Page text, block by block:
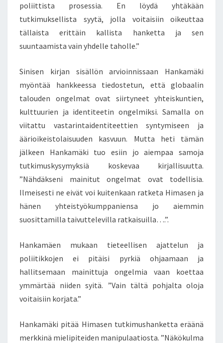
poliittista prosessia. En löydä yhtäkään
tutkimuksellista syytä, jolla voitaisiin oikeuttaa
tällaista erittäin kallista hanketta ja sen
suuntaamista vain yhdelle taholle.”
Sinisen kirjan sisällön arvioinnissaan Hankamäki
myöntää hankkeessa tiedostetun, että globaalin
talouden ongelmat ovat siirtyneet yhteiskuntien,
kulttuurien ja identiteetin ongelmiksi. Samalla on
viitattu vastarintaidentiteettien syntymiseen ja
äärioikeistolaisuuden kasvuun. Mutta heti tämän
jälkeen Hankamäki tuo esiin jo aiempaa samoja
tutkimuskysymyksiä koskevaa kirjallisuutta.
”Nähdäkseni mainitut ongelmat ovat todellisia.
Ilmeisesti ne eivät voi kuitenkaan ratketa Himasen ja
hänen yhteistyökumppaniensa jo aiemmin
suosittamilla taivuttelevilla ratkaisuilla….”.
Hankamäen mukaan tieteellisen ajattelun ja
poliitikkojen ei pitäisi pyrkiä ohjaamaan ja
hallitsemaan mainittuja ongelmia vaan koettaa
ymmärtää niiden syitä. ”Vain tältä pohjalta oloja
voitaisiin korjata.”
Hankamäki pitää Himasen tutkimushanketta eräänä
merkkinä mielipiteiden manipulaatiosta. ”Näkökulma